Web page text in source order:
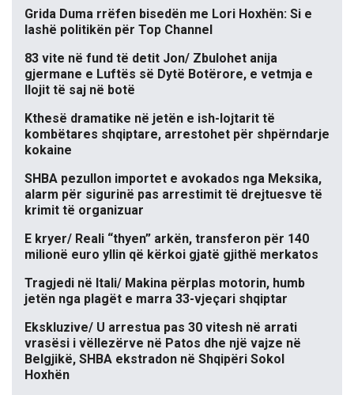
Grida Duma rrëfen bisedën me Lori Hoxhën: Si e
lashë politikën për Top Channel
83 vite në fund të detit Jon/ Zbulohet anija
gjermane e Luftës së Dytë Botërore, e vetmja e
llojit të saj në botë
Kthesë dramatike në jetën e ish-lojtarit të
kombëtares shqiptare, arrestohet për shpërndarje
kokaine
SHBA pezullon importet e avokados nga Meksika,
alarm për sigurinë pas arrestimit të drejtuesve të
krimit të organizuar
E kryer/ Reali “thyen” arkën, transferon për 140
milionë euro yllin që kërkoi gjatë gjithë merkatos
Tragjedi në Itali/ Makina përplas motorin, humb
jetën nga plagët e marra 33-vjeçari shqiptar
Ekskluzive/ U arrestua pas 30 vitesh në arrati
vrasësi i vëllezërve në Patos dhe një vajze në
Belgjikë, SHBA ekstradon në Shqipëri Sokol
Hoxhën